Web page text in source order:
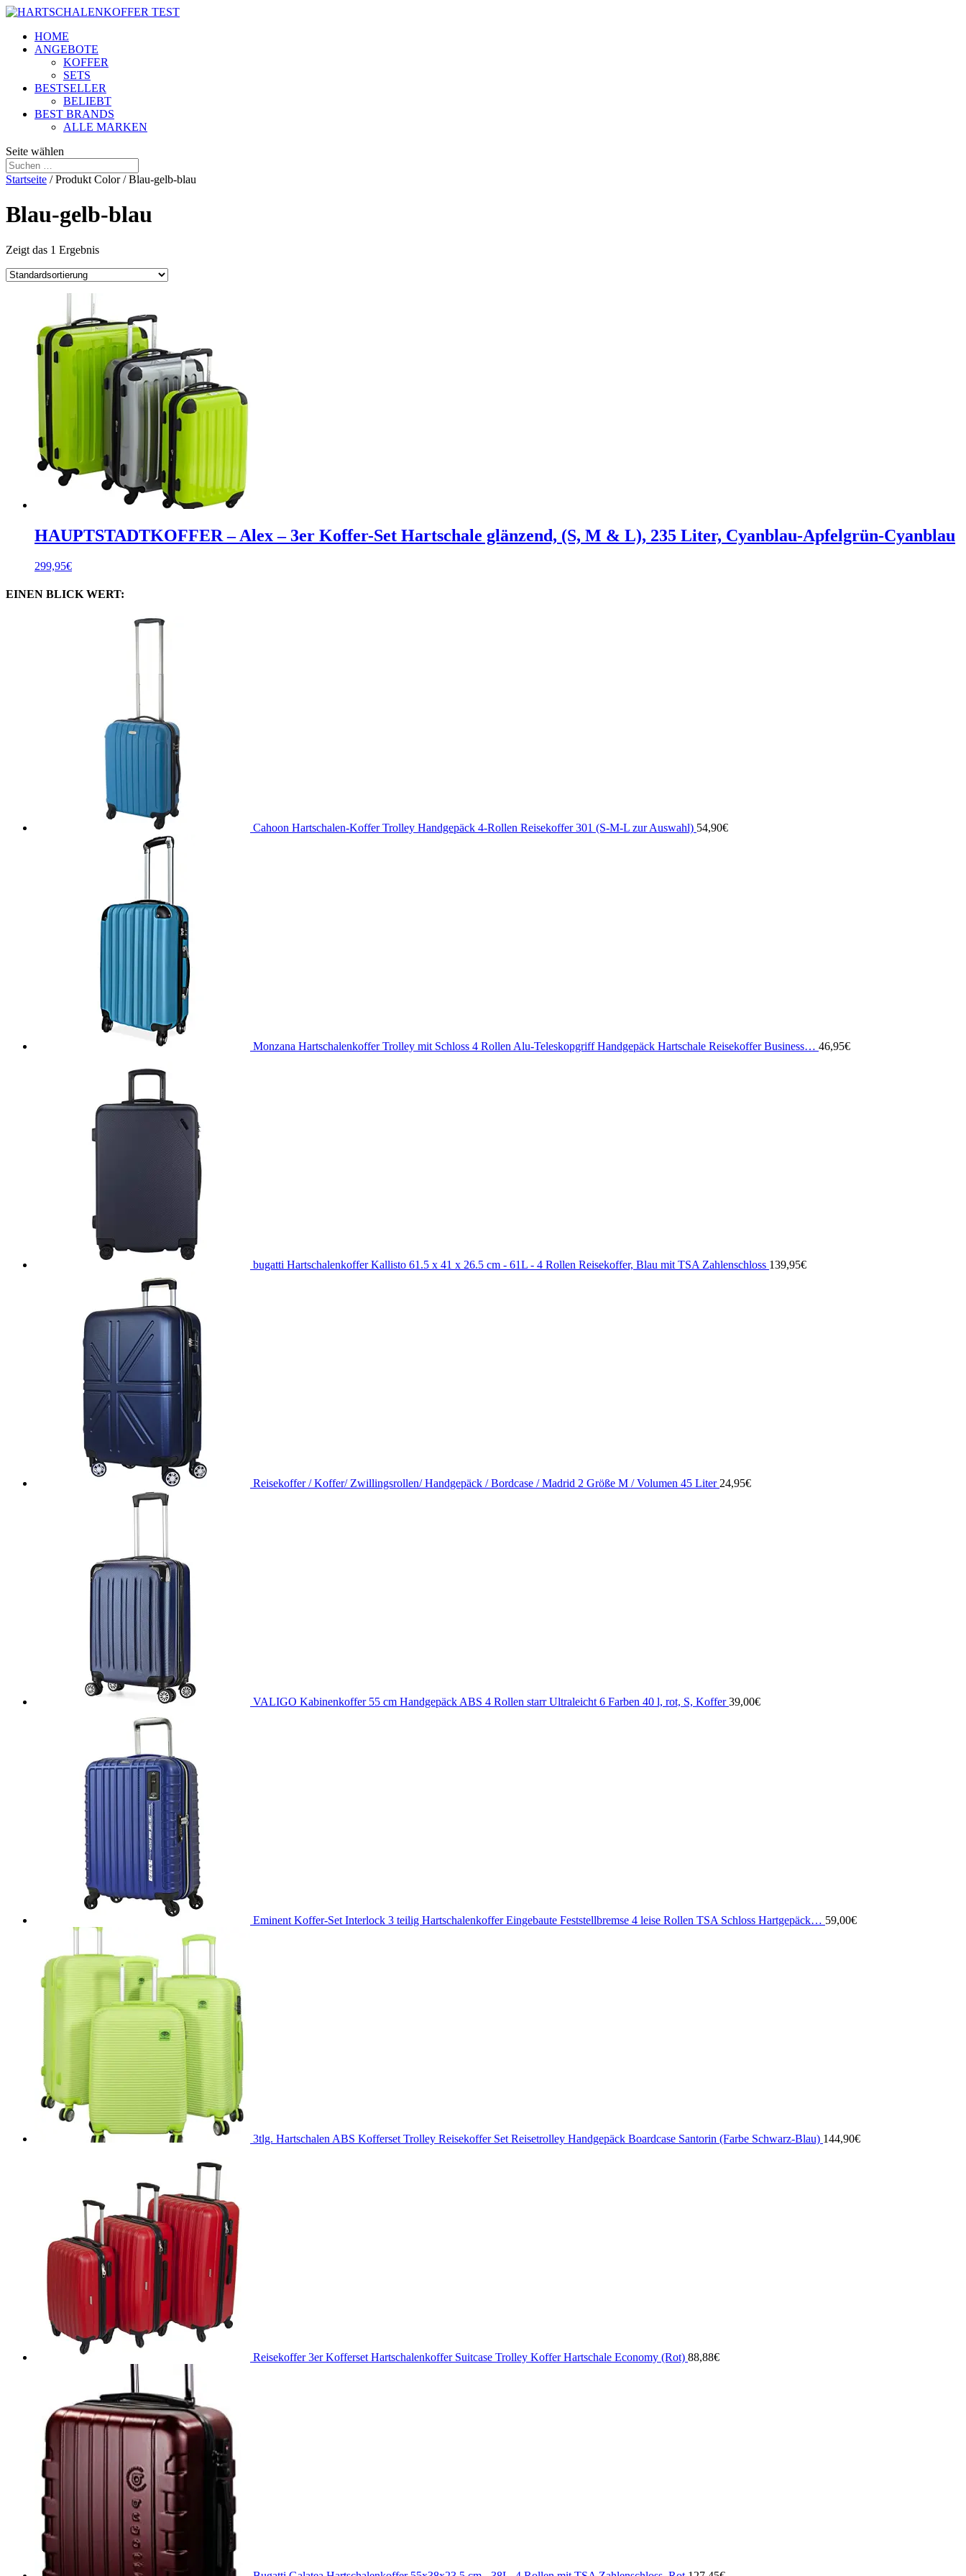
HOME
ANGEBOTE
KOFFER
SETS
BESTSELLER
BELIEBT
BEST BRANDS
ALLE MARKEN
Seite wählen
Startseite / Produkt Color / Blau-gelb-blau
Blau-gelb-blau
Zeigt das 1 Ergebnis
HAUPTSTADTKOFFER – Alex – 3er Koffer-Set Hartschale glänzend, (S, M & L), 235 Liter, Cyanblau-Apfelgrün-Cyanblau
299,95€
EINEN BLICK WERT:
Cahoon Hartschalen-Koffer Trolley Handgepäck 4-Rollen Reisekoffer 301 (S-M-L zur Auswahl) 54,90€
Monzana Hartschalenkoffer Trolley mit Schloss 4 Rollen Alu-Teleskopgriff Handgepäck Hartschale Reisekoffer Business… 46,95€
bugatti Hartschalenkoffer Kallisto 61.5 x 41 x 26.5 cm - 61L - 4 Rollen Reisekoffer, Blau mit TSA Zahlenschloss 139,95€
Reisekoffer / Koffer/ Zwillingsrollen/ Handgepäck / Bordcase / Madrid 2 Größe M / Volumen 45 Liter 24,95€
VALIGO Kabinenkoffer 55 cm Handgepäck ABS 4 Rollen starr Ultraleicht 6 Farben 40 l, rot, S, Koffer 39,00€
Eminent Koffer-Set Interlock 3 teilig Hartschalenkoffer Eingebaute Feststellbremse 4 leise Rollen TSA Schloss Hartgepäck… 59,00€
3tlg. Hartschalen ABS Kofferset Trolley Reisekoffer Set Reisetrolley Handgepäck Boardcase Santorin (Farbe Schwarz-Blau) 144,90€
Reisekoffer 3er Kofferset Hartschalenkoffer Suitcase Trolley Koffer Hartschale Economy (Rot) 88,88€